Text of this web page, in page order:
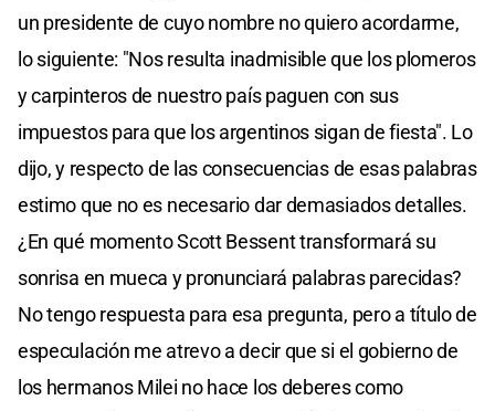
un presidente de cuyo nombre no quiero acordarme,
lo siguiente: "Nos resulta inadmisible que los plomeros
y carpinteros de nuestro país paguen con sus
impuestos para que los argentinos sigan de fiesta". Lo
dijo, y respecto de las consecuencias de esas palabras
estimo que no es necesario dar demasiados detalles.
¿En qué momento Scott Bessent transformará su
sonrisa en mueca y pronunciará palabras parecidas?
No tengo respuesta para esa pregunta, pero a título de
especulación me atrevo a decir que si el gobierno de
los hermanos Milei no hace los deberes como